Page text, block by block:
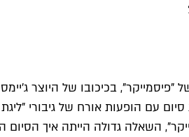
השאלה גדולה הייתה איך הסיום